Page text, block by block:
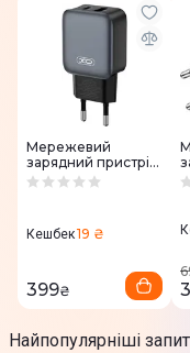
Завантаження
Iнструкцiя
Завантажити
478.67
Мережевий
зарядний пристрій
XO 30W USB-C +
Кешбек19 ₴
399₴
Найпопулярніші